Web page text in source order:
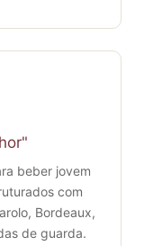
beber jovem
com
Bordeaux,
de guarda.